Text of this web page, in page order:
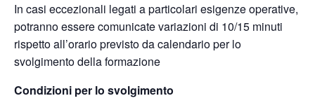
In casi eccezionali legati a particolari esigenze operative,
potranno essere comunicate variazioni di 10/15 minuti
rispetto all’orario previsto da calendario per lo
svolgimento della formazione
Condizioni per lo svolgimento